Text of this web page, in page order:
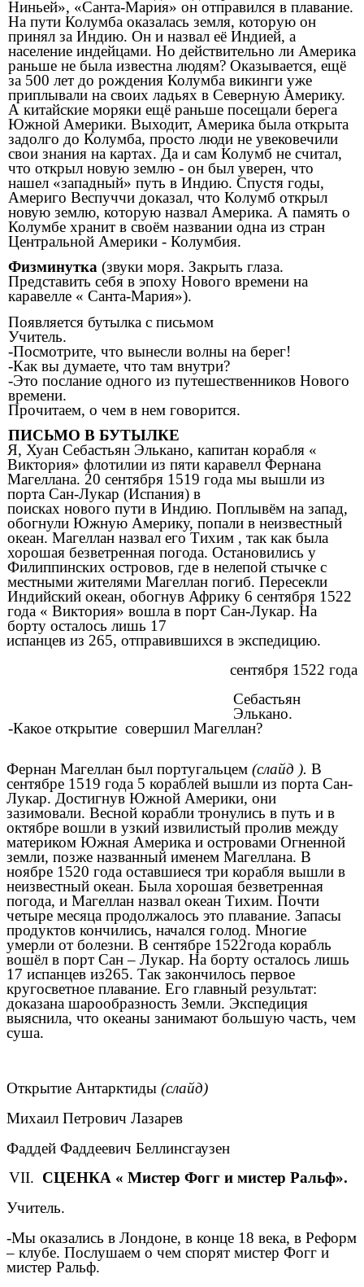
Ниньей», «Санта-Мария» он отправился в плавание.
На пути Колумба оказалась земля, которую он
принял за Индию. Он и назвал её Индией, а
население индейцами. Но действительно ли Америка
раньше не была известна людям? Оказывается, ещё
за 500 лет до рождения Колумба викинги уже
приплывали на своих ладьях в Северную Америку.
А китайские моряки ещё раньше посещали берега
Южной Америки. Выходит, Америка была открыта
задолго до Колумба, просто люди не увековечили
свои знания на картах. Да и сам Колумб не считал,
что открыл новую землю - он был уверен, что
нашел «западный» путь в Индию. Спустя годы,
Америго Веспуччи доказал, что Колумб открыл
новую землю, которую назвал Америка. А память о
Колумбе хранит в своём названии одна из стран
Центральной Америки - Колумбия.
Физминутка (звуки моря. Закрыть глаза.
Представить себя в эпоху Нового времени на
каравелле « Санта-Мария»).
Появляется бутылка с письмом
Учитель.
-Посмотрите, что вынесли волны на берег!
-Как вы думаете, что там внутри?
-Это послание одного из путешественников Нового
времени.
Прочитаем, о чем в нем говорится.
ПИСЬМО В БУТЫЛКЕ
Я, Хуан Себастьян Элькано, капитан корабля «
Виктория» флотилии из пяти каравелл Фернана
Магеллана. 20 сентября 1519 года мы вышли из
порта Сан-Лукар (Испания) в
поисках нового пути в Индию. Поплывём на запад,
обогнули Южную Америку, попали в неизвестный
океан. Магеллан назвал его Тихим , так как была
хорошая безветренная погода. Остановились у
Филиппинских островов, где в нелепой стычке с
местными жителями Магеллан погиб. Пересекли
Индийский океан, обогнув Африку 6 сентября 1522
года « Виктория» вошла в порт Сан-Лукар. На
борту осталось лишь 17
испанцев из 265, отправившихся в экспедицию.
сентября 1522 года
Себастьян
Элькано.
-Какое открытие совершил Магеллан?
Фернан Магеллан был португальцем (слайд ). В
сентябре 1519 года 5 кораблей вышли из порта Сан-
Лукар. Достигнув Южной Америки, они
зазимовали. Весной корабли тронулись в путь и в
октябре вошли в узкий извилистый пролив между
материком Южная Америка и островами Огненной
земли, позже названный именем Магеллана. В
ноябре 1520 года оставшиеся три корабля вышли в
неизвестный океан. Была хорошая безветренная
погода, и Магеллан назвал океан Тихим. Почти
четыре месяца продолжалось это плавание. Запасы
продуктов кончились, начался голод. Многие
умерли от болезни. В сентябре 1522года корабль
вошёл в порт Сан – Лукар. На борту осталось лишь
17 испанцев из265. Так закончилось первое
кругосветное плавание. Его главный результат:
доказана шарообразность Земли. Экспедиция
выяснила, что океаны занимают большую часть, чем
суша.
Открытие Антарктиды (слайд)
Михаил Петрович Лазарев
Фаддей Фаддеевич Беллинсгаузен
VII. СЦЕНКА « Мистер Фогг и мистер Ральф».
Учитель.
-Мы оказались в Лондоне, в конце 18 века, в Реформ
– клубе. Послушаем о чем спорят мистер Фогг и
мистер Ральф.